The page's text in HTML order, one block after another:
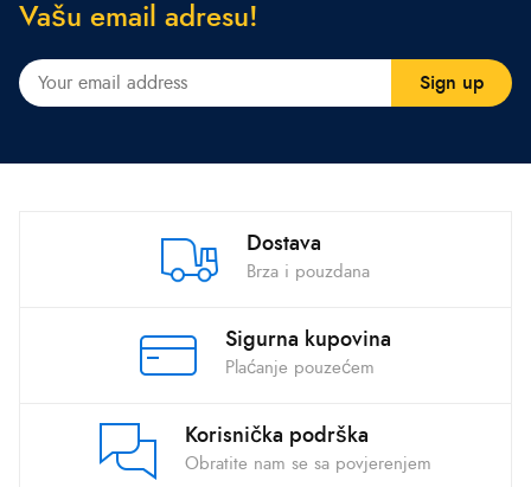
Vašu emai ad resu!
Dostava
Brza i pouzdana
Sigurna kupovina
Plaćanje pouzećem
Korisnička podrška
Obratite nam se sa povjerenjem